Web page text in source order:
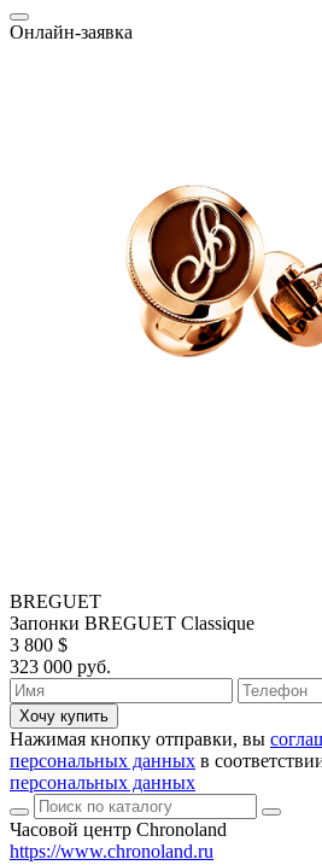
Онлайн-заявка
BREGUET
Запонки BREGUET Classique
3 800 $
323 000 руб.
Хочу купить
Нажимая кнопку отправки, вы
персональных данных в
персональных данных
Часовой центр Chronoland
https://www.chronoland.ru